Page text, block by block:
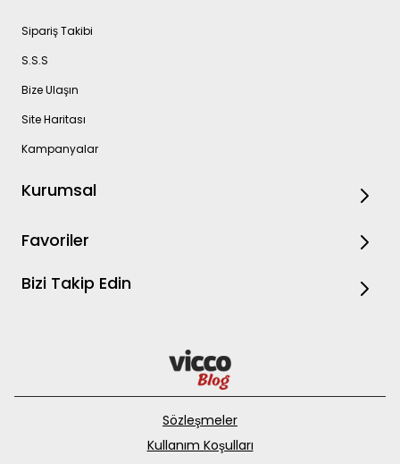
Sipariş Takibi
S.S.S
Bize Ulaşın
Site Haritası
Kampanyalar
Kurumsal
Favoriler
Bizi Takip Edin
Sözleşmeler
Kullanım Koşulları